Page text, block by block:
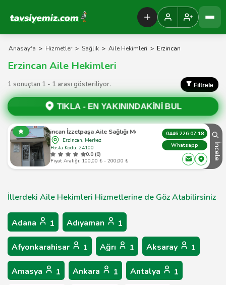
Tavsiyemiz Anasayfa
Anasayfa > Hizmetler > Sağlık > Aile Hekimleri > Erzincan
Erzincan Aile Hekimleri
1 sonuçtan 1 - 1 arası gösteriliyor. Filtrele
TIKLA - EN YAKININDAKİNİ BUL
Erzincan İzzetpaşa Aile Sağlığı Merkezi
Erzincan, Merkez
Posta Kodu: 24100
0.0 (0)
Fiyat Aralığı: 100,00 ₺ - 200,00 ₺
0446 226 07 18
Whatsapp
İncele
İllerdeki Aile Hekimleri Hizmetlerine de Göz Atabilirsiniz
Adana 1 Adıyaman 1
Afyonkarahisar 1 Ağrı 1 Aksaray 1
Amasya 1 Ankara 1 Antalya 1